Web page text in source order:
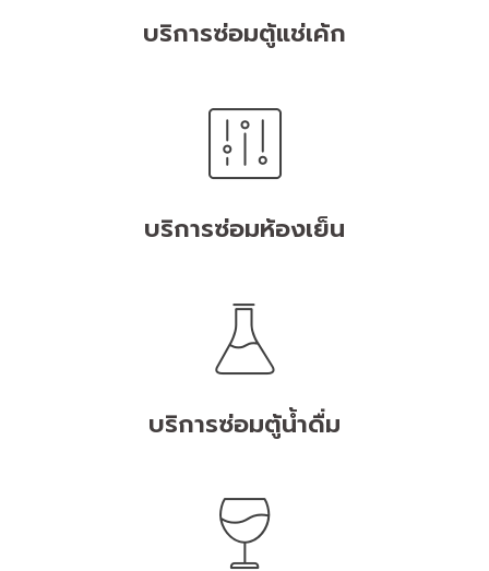
บริการซ่อมตู้แช่เค้ก
บริการซ่อมห้องเย็น
บริการซ่อมตู้น้ำดื่ม